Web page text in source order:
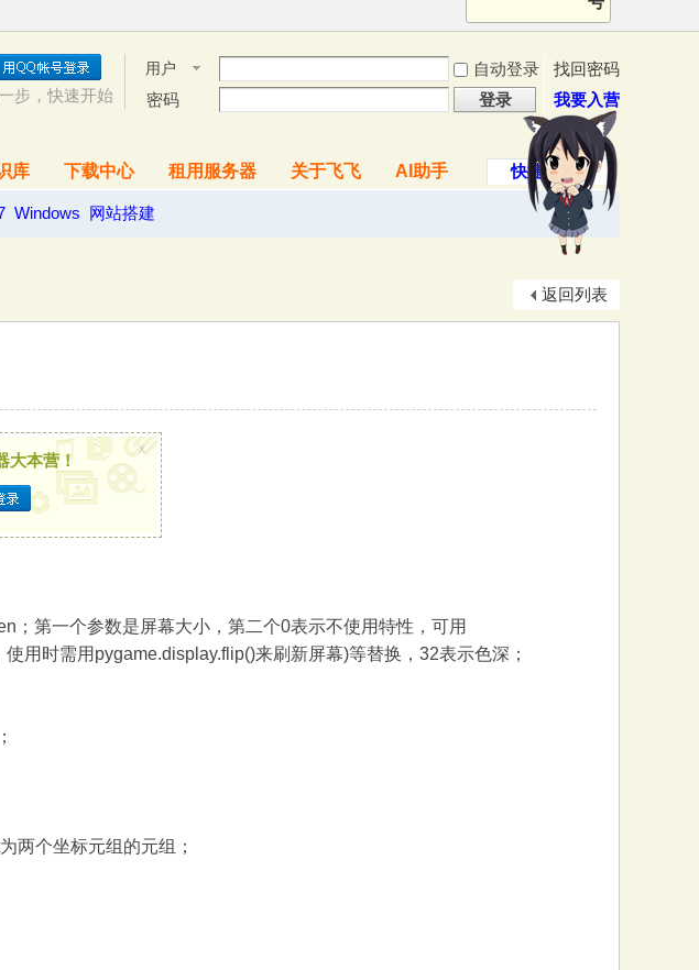
用户
名
自动登录
找回密码
密码
登录 我要入营
步，快速开始
快捷导航
库 下载中心 租用服务器 关于飞飞 AI助手
Windows 网站搭建
返回列表
大本营！
x
第一个参数是屏幕大小，第二个0表示不使用特性，可用
用时需用pygame.display.flip()来刷新屏幕)等替换，32表示色深；
两个坐标元组的元组；